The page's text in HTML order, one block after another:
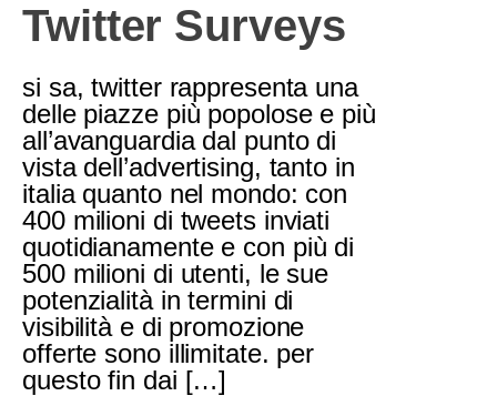
Twitter Surveys
si sa, twitter rappresenta una
delle piazze più popolose e più
all’avanguardia dal punto di
vista dell’advertising, tanto in
italia quanto nel mondo: con
400 milioni di tweets inviati
quotidianamente e con più di
500 milioni di utenti, le sue
potenzialità in termini di
visibilità e di promozione
offerte sono illimitate. per
questo fin dai […]